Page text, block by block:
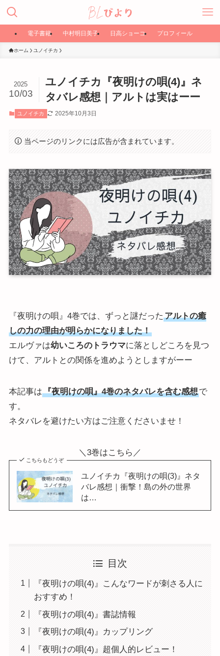
電子書籍 中村明日美子 日高ショーコ プロフィール
ホーム ユノイチカ
ユノイチカ『夜明けの唄(4)』ネ
タバレ感想｜アルトは実はーー
2025
10/03
ユノイチカ 2025年10月3日
当ページのリンクには広告が含まれています。
『夜明けの唄』4巻では、ずっと謎だった アルトの癒
しの力の理由が明らかになりました！
エルヴァは幼いころのトラウマに落としどころを見つ
けて、アルトとの関係を進めようとしますがーー
本記事は『夜明けの唄』4巻のネタバレを含む感想で
す。
ネタバレを避けたい方はご注意くださいませ！
＼3巻はこちら／
こちらもどうぞ
ユノイチカ『夜明けの唄(3)』ネタ
バレ感想｜衝撃！島の外の世界
は…
目次
『夜明けの唄(4)』こんなワードが刺さる人に
おすすめ！
『夜明けの唄(4)』書誌情報
『夜明けの唄(4)』カップリング
『夜明けの唄(4)』超個人的レビュー！